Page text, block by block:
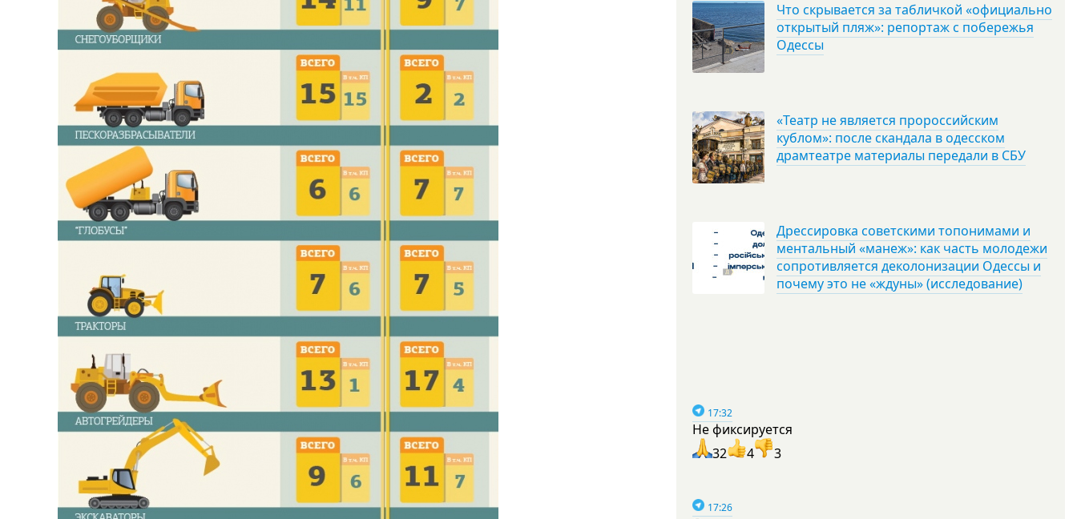
Что скрывается за табличкой «официально
открытый пляж»: репортаж с побережья
Одессы
«Театр не является пророссийским
кублом»: после скандала в одесском
драмтеатре материалы передали в СБУ
Дрессировка советскими топонимами и
ментальный «манеж»: как часть молодежи
сопротивляется деколонизации Одессы и
почему это не «ждуны» (исследование)
17:32
Не фиксируется
32
4 3
17:26